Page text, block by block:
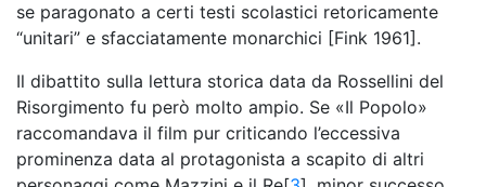
se paragonato a certi testi scolastici retoricamente
“unitari” e sfacciatamente monarchici [Fink 1961].
Il dibattito sulla lettura storica data da Rossellini del
Risorgimento fu però molto ampio. Se «Il Popolo»
raccomandava il film pur criticando l’eccessiva
prominenza data al protagonista a scapito di altri